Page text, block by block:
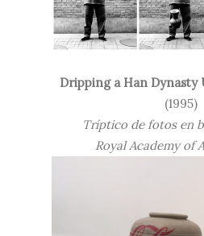
Dripping a Han Dynasty
(1995)
Tríptico de fotos en
Royal Academy of